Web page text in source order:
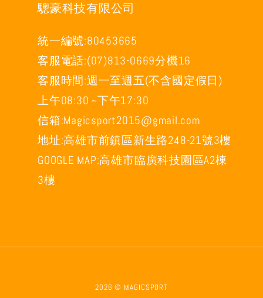
驄豪科技有限公司
統一編號:80453665
客服電話:(07)813-0669分機16
客服時間:週一至週五(不含國定假日)
上午08:30 ~下午17:30
信箱:Magicsport2015@gmail.com
地址:高雄市前鎮區新生路248-21號3樓
GOOGLE MAP:高雄市臨廣科技園區A2棟
3樓
2026 © MAGICSPORT